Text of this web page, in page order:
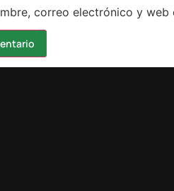
correo electrónico y